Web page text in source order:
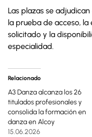
Las plazas se
la prueba de acceso,
solicitado y la
especialidad.
Relacionado
A3 Danza alcanza los 26
titulados profesionales y
consolida la formación en
danza en Alcoy
15.06.2026